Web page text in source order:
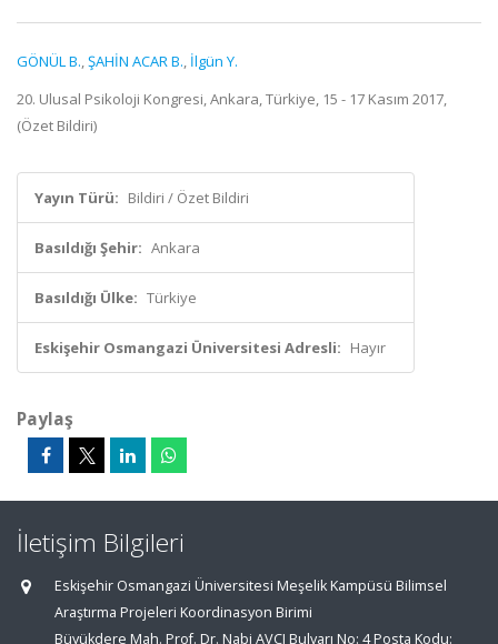
GÖNÜL B.,ŞAHİN ACAR B., İlgün Y.
20. Ulusal Psikoloji Kongresi, Ankara, Türkiye, 15 - 17 Kasım 2017,
(Özet Bildiri)
Yayın Türü: Bildiri / Özet Bildiri
Basıldığı Şehir: Ankara
Basıldığı Ülke: Türkiye
Eskişehir Osmangazi Üniversitesi Adresli: Hayır
Paylaş
İletişim Bilgileri
Eskişehir Osmangazi Üniversitesi Meşelik Kampüsü Bilimsel
Araştırma Projeleri Koordinasyon Birimi
Büyükdere Mah. Prof. Dr. Nabi AVCI Bulvarı No: 4 Posta Kodu: